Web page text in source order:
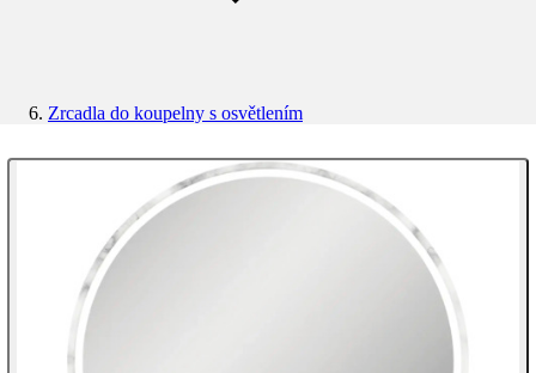
Zrcadla do koupelny s osvětlením